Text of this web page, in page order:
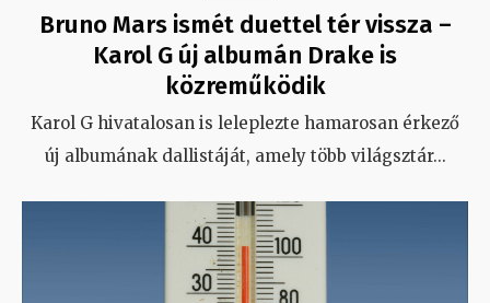
Bruno Mars ismét duettel tér vissza –
Karol G új albumán Drake is
közreműködik
Karol G hivatalosan is leleplezte hamarosan érkező
új albumának dallistáját, amely több világsztár...